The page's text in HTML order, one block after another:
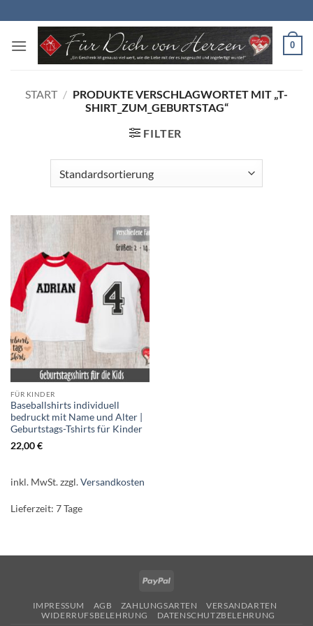
Inhalt
springen
0
START / PRODUKTE VERSCHLAGWORTET MIT „T-
SHIRT_ZUM_GEBURTSTAG“
FILTER
FÜR KINDER
Baseballshirts individuell
bedruckt mit Name und Alter |
Geburtstags-Tshirts für Kinder
22,00€
inkl. MwSt.zzgl.Versandkosten
Lieferzeit: 7 Tage
PayPal
IMPRESSUM AGB ZAHLUNGSARTEN
VERSANDARTEN
WIDERRUFSBELEHRUNG
DATENSCHUTZBELEHRUNG